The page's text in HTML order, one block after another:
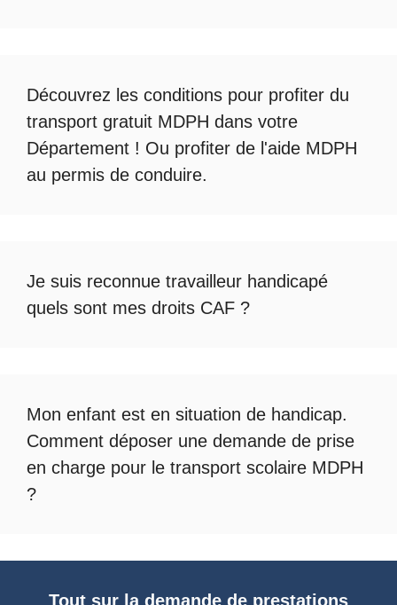
Découvrez les conditions pour profiter du
transport gratuit MDPH dans votre
Département ! Ou profiter de l'aide MDPH
au permis de conduire.
Je suis reconnue travailleur handicapé
quels sont mes droits CAF ?
Mon enfant est en situation de handicap.
Comment déposer une demande de prise
en charge pour le transport scolaire MDPH
?
Tout sur la demande de prestations